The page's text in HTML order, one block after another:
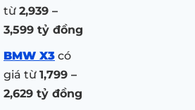
từ 2,939 –
3,599 tỷ đồng
BMW X3 có
giá từ 1,799 –
2,629 tỷ đồng